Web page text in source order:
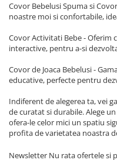
Covor Bebelusi Spuma si
noastre moi si confortabile,
Covor Activitati Bebe - Oferim
interactive, pentru a-si
Covor de Joaca Bebelusi -
educative, perfecte pentru
Indiferent de alegerea ta, vei
de curatat si durabile. Alege
ofera-le celor mici un spatiu
profita de varietatea noastra
Newsletter Nu rata ofertele si